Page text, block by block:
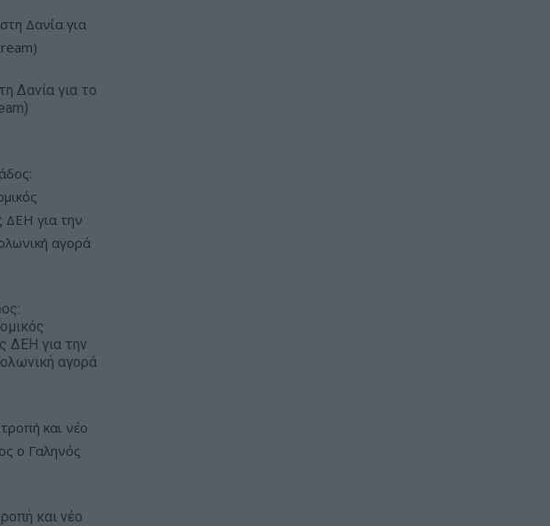
Δανία για το
ΔΕΗ για την
αγορά
και νέο